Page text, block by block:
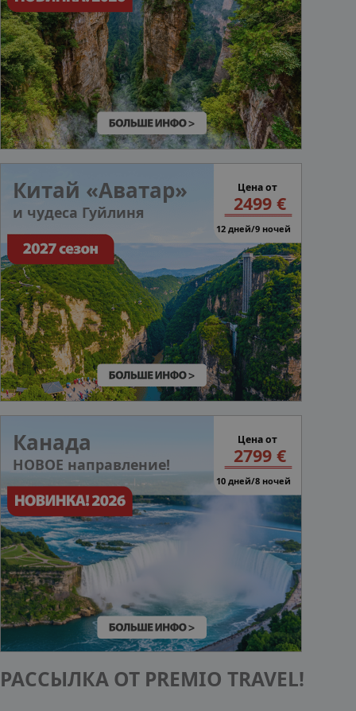
Китай «Аватар»
и чудеса Гуйлиня
Цена от
2499 €
12 дней/9 ночей
Канада
НОВОЕ направление!
Цена от
2799 €
10 дней/8 ночей
РАССЫЛКА ОТ PREMIO TRAVEL!